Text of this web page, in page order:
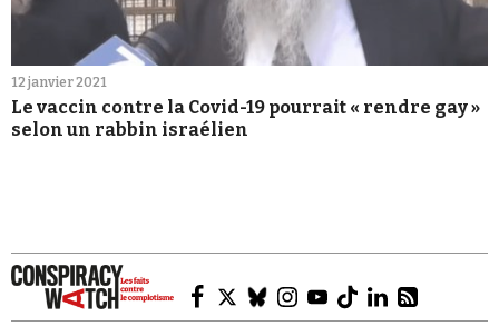
12 janvier 2021
Le vaccin contre la Covid-19 pourrait « rendre gay »
selon un rabbin israélien